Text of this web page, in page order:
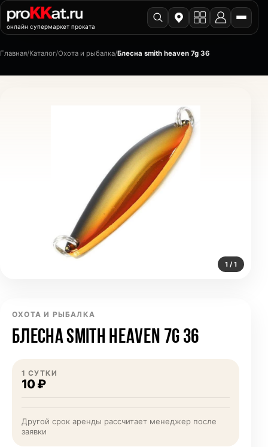
онлайн супермаркет проката
Главная/Каталог/Охота и рыбалка/Блесна smith heaven 7g 36
1 / 1
ОХОТА И РЫБАЛКА
БЛЕСНА SMITH HEAVEN 7G 36
1 СУТКИ
10 ₽
Другой срок аренды рассчитает менеджер после
заявки